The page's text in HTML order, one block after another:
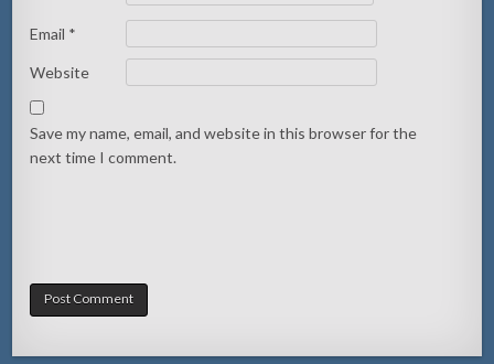
Email *
Website
Save my name, email, and website in this browser for the
next time I comment.